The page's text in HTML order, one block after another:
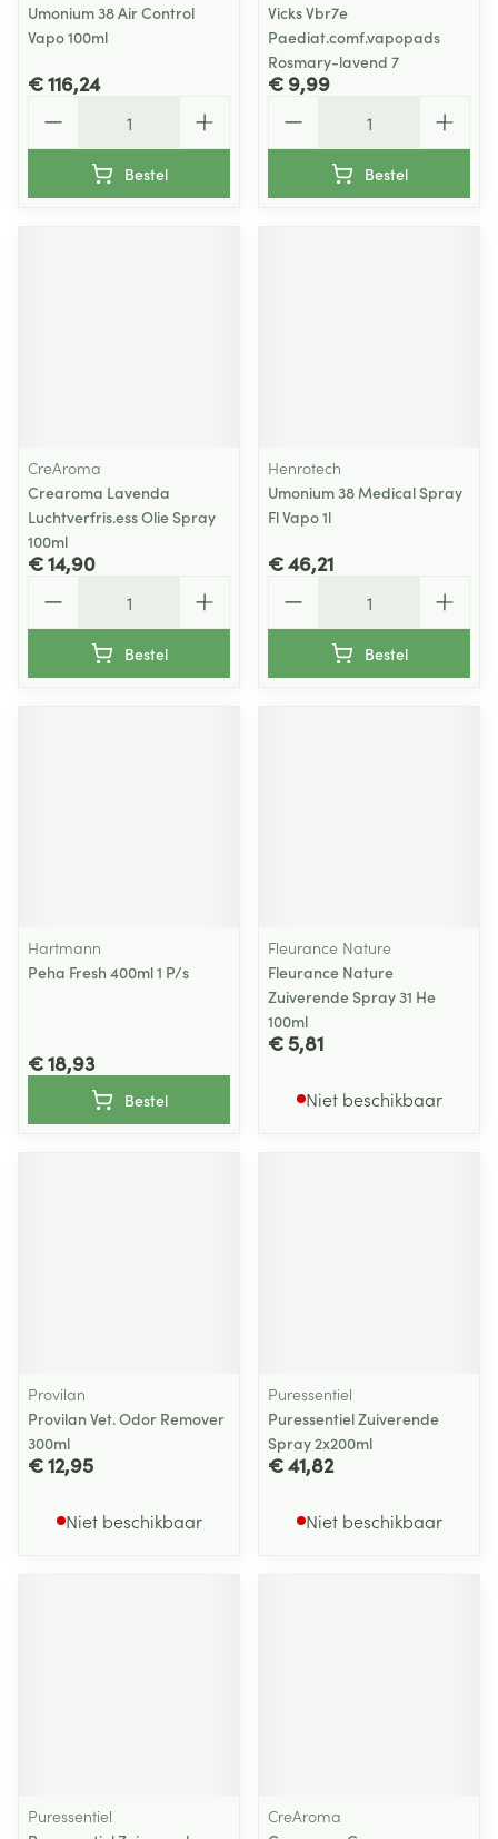
Umonium 38 Air Control
Vapo 100ml
€ 116,24
Bestel
Vicks Vbr7e
Paediat.comf.vapopads
Rosmary-lavend 7
€ 9,99
Bestel
CreAroma
Crearoma Lavenda
Luchtverfris.ess Olie Spray
100ml
€ 14,90
Bestel
Henrotech
Umonium 38 Medical Spray
Fl Vapo 1l
€ 46,21
Bestel
Hartmann
Peha Fresh 400ml 1 P/s
€ 18,93
Bestel
Fleurance Nature
Fleurance Nature
Zuiverende Spray 31 He
100ml
€ 5,81
Niet beschikbaar
Provilan
Provilan Vet. Odor Remover
300ml
€ 12,95
Niet beschikbaar
Puressentiel
Puressentiel Zuiverende
Spray 2x200ml
€ 41,82
Niet beschikbaar
Puressentiel
CreAroma